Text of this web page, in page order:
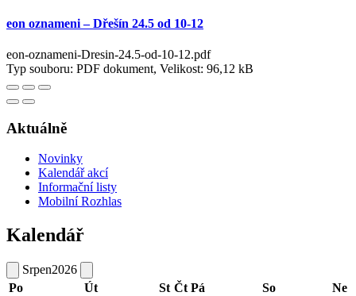
eon oznameni – Dřešín 24.5 od 10-12
eon-oznameni-Dresin-24.5-od-10-12.pdf
Typ souboru: PDF dokument, Velikost: 96,12 kB
Aktuálně
Novinky
Kalendář akcí
Informační listy
Mobilní Rozhlas
Kalendář
Srpen2026
Po
Út St Čt Pá So Ne